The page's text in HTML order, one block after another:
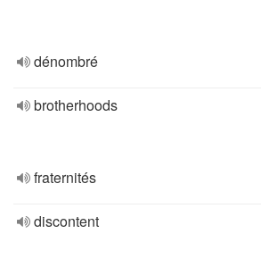
dénombré
brotherhoods
fraternités
discontent